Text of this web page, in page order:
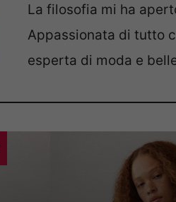
La filosofia mi ha
Appassionata di tutto
esperta di moda e